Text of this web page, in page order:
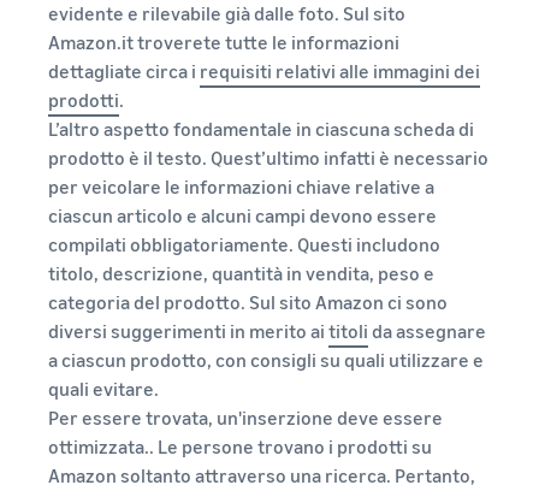
evidente e rilevabile già dalle foto. Sul sito
Amazon.it troverete tutte le informazioni
dettagliate circa i requisiti relativi alle immagini dei
prodotti.
L’altro aspetto fondamentale in ciascuna scheda di
prodotto è il testo. Quest’ultimo infatti è necessario
per veicolare le informazioni chiave relative a
ciascun articolo e alcuni campi devono essere
compilati obbligatoriamente. Questi includono
titolo, descrizione, quantità in vendita, peso e
categoria del prodotto. Sul sito Amazon ci sono
diversi suggerimenti in merito ai titoli da assegnare
a ciascun prodotto, con consigli su quali utilizzare e
quali evitare.
Per essere trovata, un'inserzione deve essere
ottimizzata.. Le persone trovano i prodotti su
Amazon soltanto attraverso una ricerca. Pertanto,